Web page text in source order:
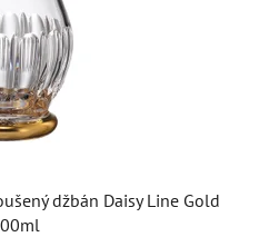
džbán Daisy Line Gold